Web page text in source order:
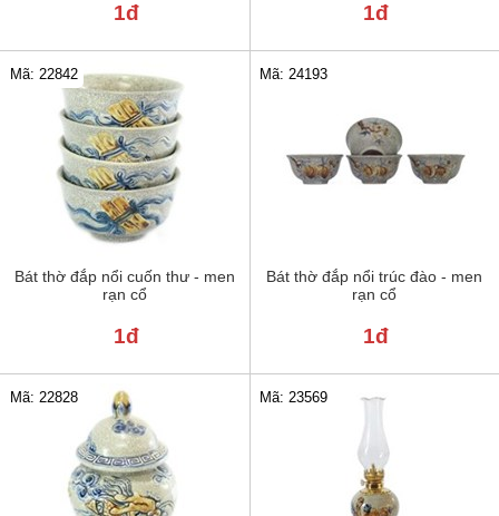
1đ 1đ
Bát thờ đắp nổi cuốn thư - men
rạn cổ
Mã: 22842
1đ
Bát thờ đắp nổi trúc đào - men
rạn cổ
Mã: 24193
1đ
Mã: 22828 Mã: 23569